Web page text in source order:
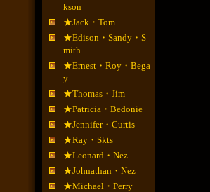
kson
★Jack・Tom
★Edison・Sandy・S
mith
★Ernest・Roy・Bega
y
★Thomas・Jim
★Patricia・Bedonie
★Jennifer・Curtis
★Ray・Skts
★Leonard・Nez
★Johnathan・Nez
★Michael・Perry